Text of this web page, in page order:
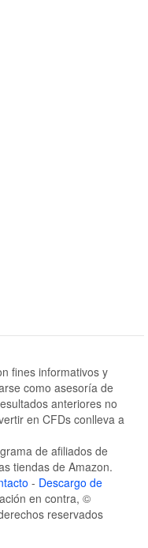
fines informativos y
como asesoría de
anteriores no
en CFDs conlleva a
de afiliados de
tiendas de Amazon.
- Descargo de
en contra, ©
reservados